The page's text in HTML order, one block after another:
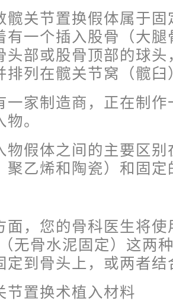
髋关节置换假体属于
有一个插入股骨（大
头部或股骨顶部的球
排列在髋关节窝（髋臼
一家制造商，正在制
。
物假体之间的主要区
聚乙烯和陶瓷）和固
面，您的骨科医生将
无骨水泥固定）这两
定到骨头上，或两者结
节置换术植入材料